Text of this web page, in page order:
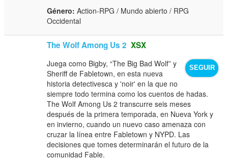
Género: Action-RPG / Mundo abierto / RPG
Occidental
The Wolf Among Us 2 XSX
SEGUIR
Juega como Bigby, “The Big Bad Wolf” y
Sheriff de Fabletown, en esta nueva
historia detectivesca y 'noir' en la que no
siempre todo termina como los cuentos de hadas.
The Wolf Among Us 2 transcurre seis meses
después de la primera temporada, en Nueva York y
en invierno, cuando un nuevo caso amenaza con
cruzar la línea entre Fabletown y NYPD. Las
decisiones que tomes determinarán el futuro de la
comunidad Fable.